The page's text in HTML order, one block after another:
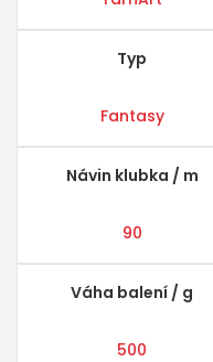
Typ
Fantasy
Návin klubka / m
90
Váha balení / g
500